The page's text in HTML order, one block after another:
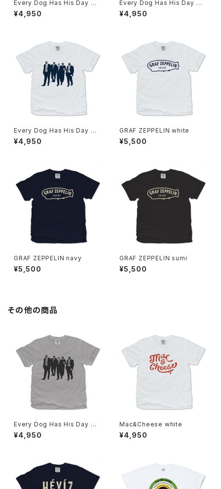
Every Dog Has His Day mi
x gray
¥4,950
Every Dog Has His Day whi
te x green
¥4,950
Every Dog Has His Day whi
te x navy
¥4,950
GRAF ZEPPELIN white
¥5,500
GRAF ZEPPELIN navy
¥5,500
GRAF ZEPPELIN sumi
¥5,500
その他の商品
Every Dog Has His Day mi
x gray
¥4,950
Mac&Cheese white
¥4,950